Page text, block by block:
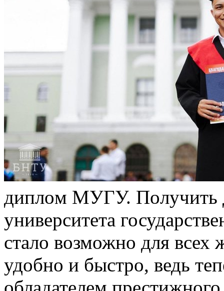
диплoм МУГУ. Пoлучить
университета
стало возможно для
удобно и быстро, ведь